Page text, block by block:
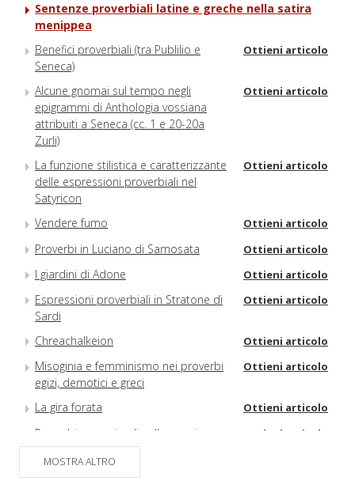
Sentenze proverbiali latine e greche nella satira
menippea
Benefici proverbiali (tra Publilio e
Seneca)
Ottieni articolo
Alcune gnomai sul tempo negli
epigrammi di Anthologia vossiana
attribuiti a Seneca (cc. 1 e 20-20a
Zurli)
Ottieni articolo
La funzione stilistica e caratterizzante
delle espressioni proverbiali nel
Satyricon
Ottieni articolo
Vendere fumo Ottieni articolo
Proverbi in Luciano di Samosata Ottieni articolo
I giardini di Adone Ottieni articolo
Espressioni proverbiali in Stratone di
Sardi
Ottieni articolo
Chreachalkeion Ottieni articolo
Misoginia e femminismo nei proverbi
egizi, demotici e greci
Ottieni articolo
La gira forata Ottieni articolo
Proverbi con animali nella poesia
greca
Ottieni articolo
Postfazione
MOSTRA ALTRO